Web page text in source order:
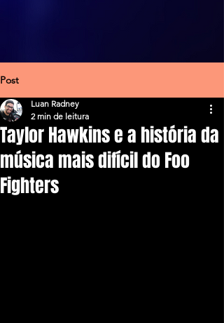
Post
Taylor Hawkins e a história da
música mais difícil do Foo
Fighters
Luan Radney
2 min de leitura